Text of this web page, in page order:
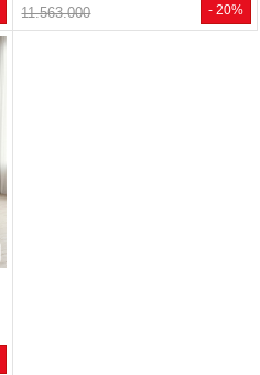
- 20%
11.563.000